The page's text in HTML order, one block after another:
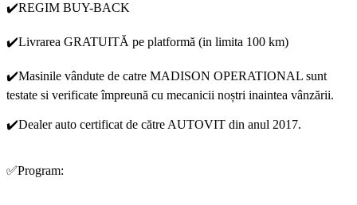
✔️REGIM BUY-BACK
✔️Livrarea GRATUITĂ pe platformă (in limita 100 km)
✔️Masinile vândute de catre MADISON OPERATIONAL sunt
testate si verificate împreună cu mecanicii noștri inaintea vânzării.
✔️Dealer auto certificat de către AUTOVIT din anul 2017.
✅Program: